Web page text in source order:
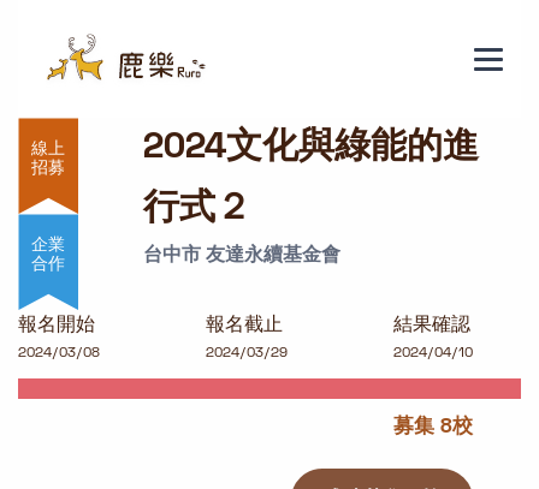
2024文化與綠能的進行式２
企業
合作
2024文化與綠能的進
行式２
台中市 友達永續基金會
報名開始
2024/03/08
報名截止
2024/03/29
結果確認
2024/04/10
募集 8校